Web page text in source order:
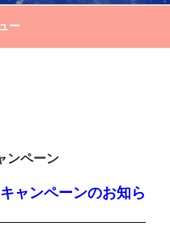
ー
ンペーン
ャンペーンのお知ら